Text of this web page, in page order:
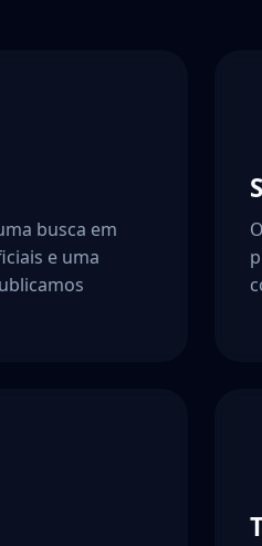
busca em
e uma